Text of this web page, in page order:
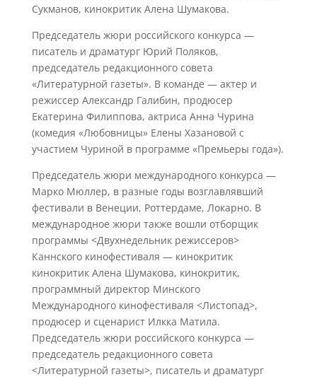
Сукманов, кинокритик Алена Шумакова.
Председатель жюри российского конкурса —
писатель и драматург Юрий Поляков,
председатель редакционного совета
«Литературной газеты». В команде — актер и
режиссер Александр Галибин, продюсер
Екатерина Филиппова, актриса Анна Чурина
(комедия «Любовницы» Елены Хазановой с
участием Чуриной в программе «Премьеры года»).
Председатель жюри международного конкурса —
Марко Мюллер, в разные годы возглавлявший
фестивали в Венеции, Роттердаме, Локарно. В
международное жюри также вошли отборщик
программы <Двухнедельник режиссеров>
Каннского кинофестиваля — кинокритик
кинокритик Алена Шумакова, кинокритик,
программный директор Минского
Международного кинофестиваля <Листопад>,
продюсер и сценарист Илкка Матила.
Председатель жюри российского конкурса —
председатель редакционного совета
<Литературной газеты>, писатель и драматург